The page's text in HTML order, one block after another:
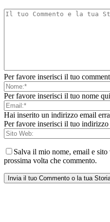
Per favore inserisci il tuo
Per favore inserisci il tuo nome qui
Hai inserito un indirizzo email
Per favore inserisci il tuo
Salva il mio nome, email e
prossima volta che commento.